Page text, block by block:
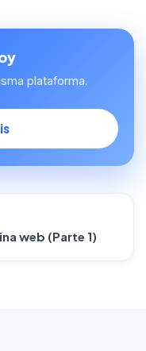
plataforma.
web (Parte 1)